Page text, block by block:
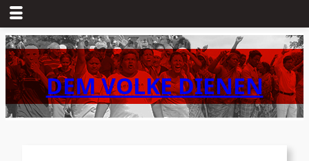
Zum
Inhalt
springenDEM VOLKE DIENEN